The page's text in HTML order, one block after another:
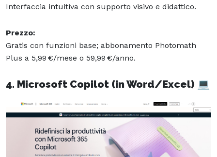
Interfaccia intuitiva con supporto visivo e didattico.
Prezzo:
Gratis con funzioni base; abbonamento Photomath
Plus a 5,99 €/mese o 59,99 €/anno.
4. Microsoft Copilot (in Word/Excel) 💻